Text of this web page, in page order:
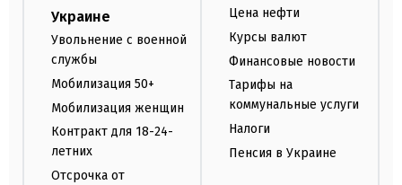
Украине
Увольнение с военной
службы
Мобилизация 50+
Мобилизация женщин
Контракт для 18-24-
летних
Отсрочка от
Цена нефти
Курсы валют
Финансовые новости
Тарифы на
коммунальные услуги
Налоги
Пенсия в Украине